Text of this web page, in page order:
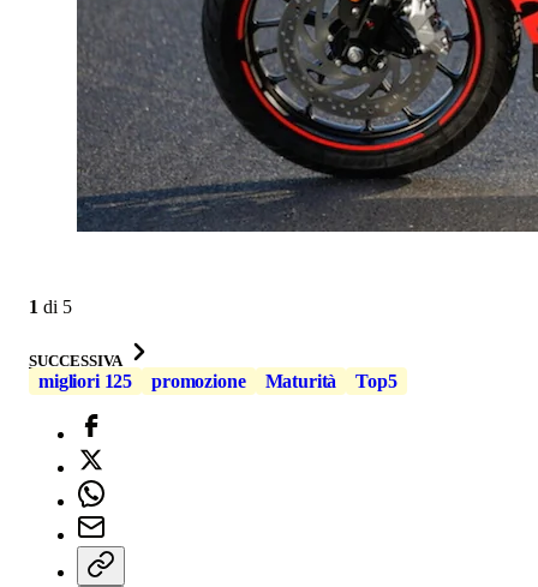
1 di 5
SUCCESSIVA
migliori 125 promozione Maturità Top5